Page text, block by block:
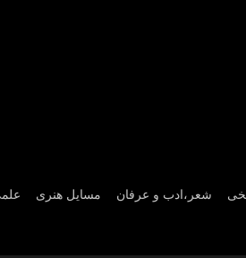
مسايل هنری شعر،ادب و عرفان